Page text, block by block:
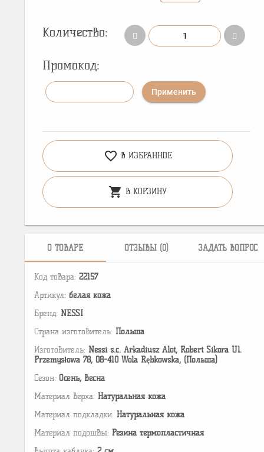
Количество:
Промокод:
Применить
favorite_border В ИЗБРАННОЕ
shopping_cart В КОРЗИНУ
О ТОВАРЕ ОТЗЫВЫ (0) ЗАДАТЬ ВОПРОС
Код товара: 22157
Артикул: белая кожа
Бренд: NESSI
Страна изготовитель: Польша
Изготовитель: Nessi s.c. Arkadiusz Alot, Robert Sikora Ul.
Przemysłowa 78, 08-410 Wola Rębkowska, (Польша)
Сезон: Осень, Весна
Материал верха: Натуральная кожа
Материал подкладки: Натуральная кожа
Материал подошвы: Резина термопластичная